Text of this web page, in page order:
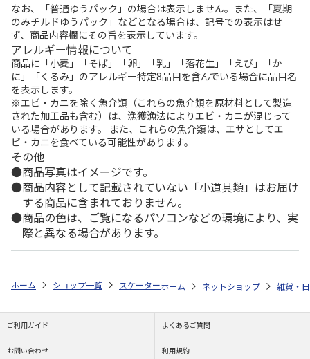
なお、「普通ゆうパック」の場合は表示しません。また、「夏期
のみチルドゆうパック」などとなる場合は、記号での表示はせ
ず、商品内容欄にその旨を表示しています。
アレルギー情報について
商品に「小麦」「そば」「卵」「乳」「落花生」「えび」「か
に」「くるみ」のアレルギー特定8品目を含んでいる場合に品目名
を表示します。
※エビ・カニを除く魚介類（これらの魚介類を原材料として製造
された加工品も含む）は、漁獲漁法によりエビ・カニが混じって
いる場合があります。 また、これらの魚介類は、エサとしてエ
ビ・カニを食べている可能性があります。
その他
商品写真はイメージです。
商品内容として記載されていない「小道具類」はお届け
する商品に含まれておりません。
商品の色は、ご覧になるパソコンなどの環境により、実
際と異なる場合があります。
ホーム ショップ一覧 スケーター 超軽量ロック付ワンプッシュダイ
ホーム ネットショップ 雑貨・
ご利用ガイド よくあるご質問
お問い合わせ 利用規約